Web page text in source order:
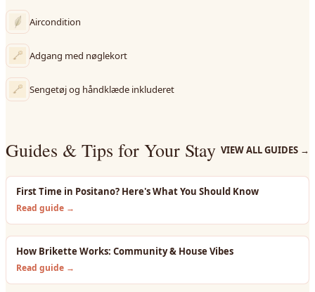
Aircondition
Adgang med nøglekort
Sengetøj og håndklæde inkluderet
Guides & Tips for Your Stay VIEW ALL GUIDES →
First Time in Positano? Here's What You Should Know
Read guide →
How Brikette Works: Community & House Vibes
Read guide →